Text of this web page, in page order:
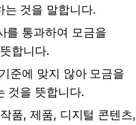
는 것을 말합니다.
를 통과하여 모금을
합니다.
준에 맞지 않아 모금을
것을 뜻합니다.
품, 제품, 디지털 콘텐츠,